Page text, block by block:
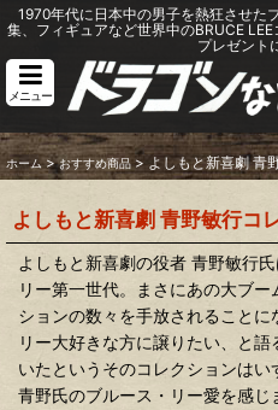
1970年代に日本中の男子を熱狂させた
集、フィギュアなど世界中のBRUCE
プレゼント
メニュー
ホーム > おすすめ商品 > よしもと新喜劇 青
よしもと新喜劇 青野敏行コ
よしもと新喜劇の役者 青野敏行
リー第一世代。まさにあの大ブ
ションの数々を手放されることに
リー大好きな方に譲りたい、と
いたというそのコレクションはい
青野氏のブルース・リー愛を感じ